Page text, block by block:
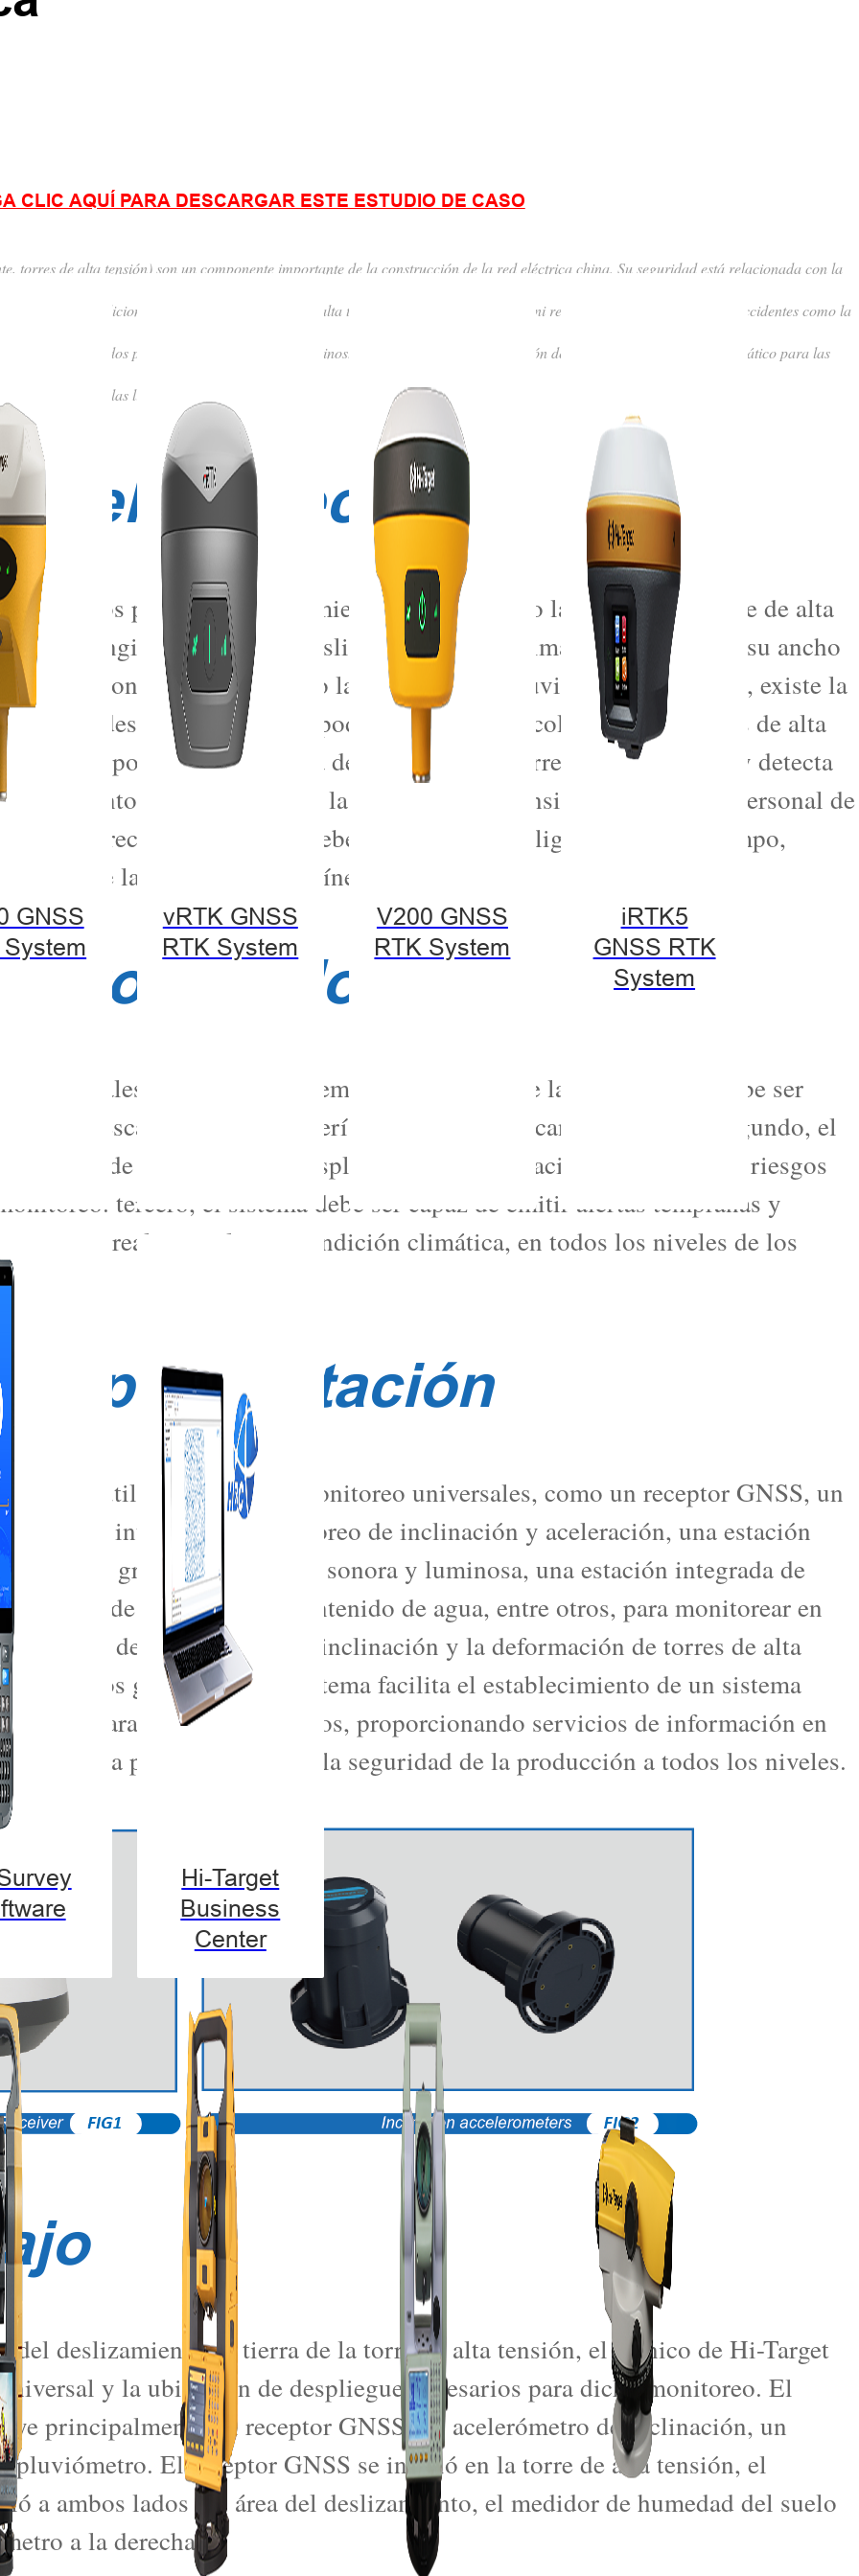
GNSS
System
vRTK GNSS
RTK System
V200 GNSS
RTK System
iRTK5
GNSS RTK
System
Hi-Target
Business
Center
CLIC AQUÍ PARA DESCARGAR ESTE ESTUDIO DE CASO
torres de alta tensión) son un componente importante de la construcción de la red eléctrica china. Su seguridad está relacionada con la
el método tradicional de inspección de torres de alta tensión no permite monitorear ni responder en tiempo real ante accidentes como la
tensión causados por desastres geológicos repentinos. Por lo tanto, la implementación de sistemas de monitoreo automático para las
segura de las líneas de transmisión.
del proyecto
dos pequeños deslizamientos de tierra bajo la base de una torre de alta
La longitud del cuerpo deslizante es de aproximadamente 25 m y su ancho
condiciones adversas, como la temporada de lluvias o un terremoto, existe la
y deslizamientos, que podrían provocar el colapso de las torres de alta
proporciona un sistema de monitoreo de torres que monitorea y detecta
y la vibración de las torres de alta tensión, alertando al personal de
y recordándoles que deben eliminar los peligros ocultos a tiempo,
de la operación de la línea de transmisión.
de dolor
principales: primero, el sistema de monitoreo de la torre no solo debe ser
y escalable, con características que favorezcan la inversión. segundo, el
de asentamiento, desplazamiento, inclinación, deformación, riesgos
tercero, el sistema debe ser capaz de emitir alertas tempranas y
tiempo real en cualquier condición climática, en todos los niveles de los
Implementación
Target utiliza equipos de monitoreo universales, como un receptor GNSS, un
estación integrada de monitoreo de inclinación y aceleración, una estación
de grietas, una alarma sonora y luminosa, una estación integrada de
de monitoreo de contenido de agua, entre otros, para monitorear en
el desplazamiento, la inclinación y la deformación de torres de alta
riesgos geológicos. El sistema facilita el establecimiento de un sistema
para riesgos geológicos, proporcionando servicios de información en
climática para la gestión de la seguridad de la producción a todos los niveles.
del deslizamiento de tierra de la torre de alta tensión, el técnico de Hi-Target
y la ubicación de despliegue necesarios para dicho monitoreo. El
principalmente un receptor GNSS, un acelerómetro de inclinación, un
pluviómetro. El receptor GNSS se instaló en la torre de alta tensión, el
a ambos lados del área del deslizamiento, el medidor de humedad del suelo
a la derecha.